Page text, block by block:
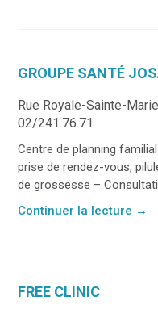
GROUPE SANTÉ
Rue Royale-Sainte-
02/241.76.71
Centre de planning
prise de rendez-vous,
de grossesse –
Continuer la lecture →
FREE CLINIC